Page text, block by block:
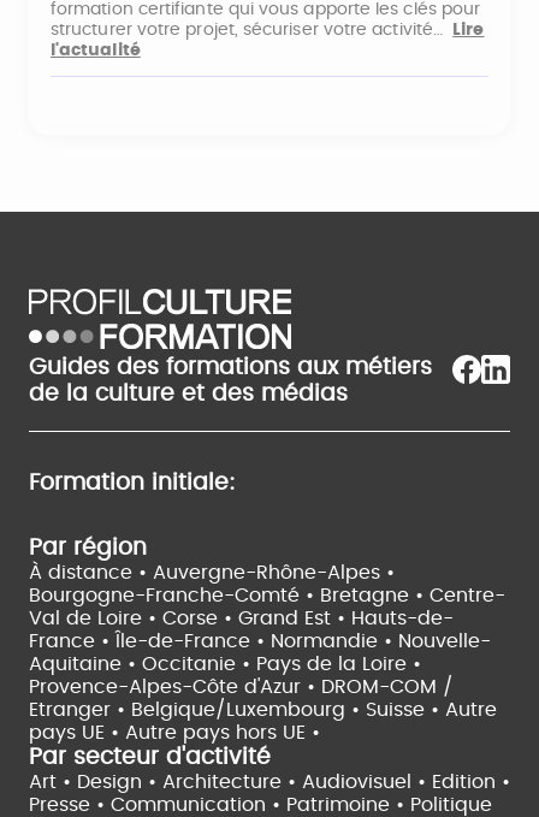
formation certifiante qui vous apporte les clés pour
structurer votre projet, sécuriser votre activité…
Lire
l'actualité
Guides des formations aux métiers
de la culture et des médias
Formation initiale:
Par région
À distance • Auvergne-Rhône-Alpes •
Bourgogne-Franche-Comté • Bretagne • Centre-
Val de Loire • Corse • Grand Est • Hauts-de-
France •
Île-de-France • Normandie • Nouvelle-
Aquitaine • Occitanie • Pays de la Loire •
Provence-Alpes-Côte d'Azur • DROM-COM /
Etranger • Belgique/Luxembourg • Suisse • Autre
pays UE • Autre pays hors UE •
Par secteur d'activité
Art • Design • Architecture • Audiovisuel • Edition •
Presse • Communication • Patrimoine • Politique